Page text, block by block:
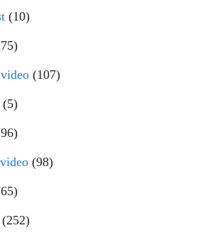
(10)
(107)
(5)
(98)
(252)